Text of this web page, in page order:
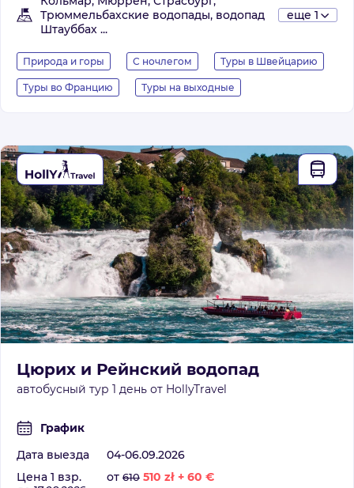
Трюммельбахские водопады, водопад
Штауббах ...
еще 1
Природа и горы С ночлегом Туры в Швейцарию
Туры во Францию Туры на выходные
Цюрих и Рейнский водопад
автобусный тур 1 день от HollyTravel
График
Дата выезда
04-06.09.2026
Цена 1 взр.
от 610 510 zł + 60 €